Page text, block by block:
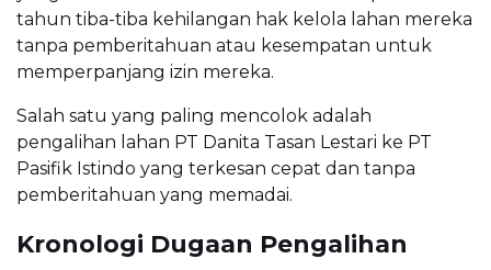
tahun tiba-tiba kehilangan hak kelola lahan mereka
tanpa pemberitahuan atau kesempatan untuk
memperpanjang izin mereka.
Salah satu yang paling mencolok adalah
pengalihan lahan PT Danita Tasan Lestari ke PT
Pasifik Istindo yang terkesan cepat dan tanpa
pemberitahuan yang memadai.
Kronologi Dugaan Pengalihan